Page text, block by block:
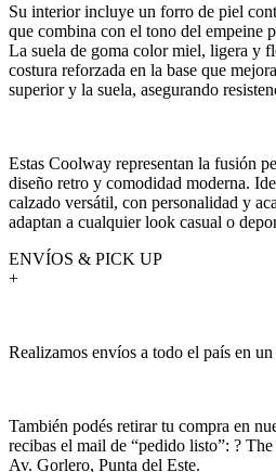
Su interior incluye un forro de piel
que combina con el tono del empeine
La suela de goma color miel, ligera y
costura reforzada en la base que
superior y la suela, asegurando
Estas Coolway representan la fusión
diseño retro y comodidad moderna.
calzado versátil, con personalidad y
adaptan a cualquier look casual o
ENVÍOS & PICK UP
+
Realizamos envíos a todo el país en
También podés retirar tu compra en
recibas el mail de “pedido listo”: ?
Av. Gorlero, Punta del Este.